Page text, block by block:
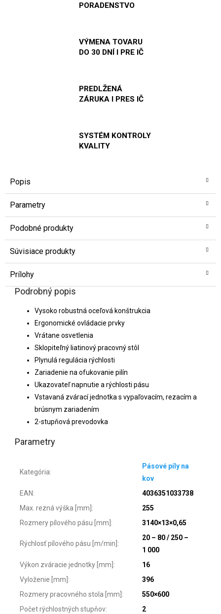
PORADENSTVO
VÝMENA TOVARU
DO 30 DNÍ I PRE IČ
PREDLŽENÁ
ZÁRUKA I PRES IČ
SYSTÉM KONTROLY
KVALITY
Popis
Parametry
Podobné produkty
Súvisiace produkty
Prílohy
Podrobný popis
Vysoko robustná oceľová konštrukcia
Ergonomické ovládacie prvky
Vrátane osvetlenia
Sklopiteľný liatinový pracovný stôl
Plynulá regulácia rýchlosti
Zariadenie na ofukovanie pilín
Ukazovateľ napnutie a rýchlosti pásu
Vstavaná zvárací jednotka s vypaľovacím, rezacím a
brúsnym zariadením
2-stupňová prevodovka
Parametry
Kategória:
Pásové píly na
kov
EAN:
4036351033738
Max. rezná výška [mm] :
255
Rozmery pílového pásu [mm] : 3140×13×0,65
Rýchlosť pílového pásu [m/min] :
20 – 80 / 250 –
1 000
Výkon zváracie jednotky [mm] :
16
Vyloženie [mm] :
396
Rozmery pracovného stola [mm] :
550×600
Počet rýchlostných stupňov: 2